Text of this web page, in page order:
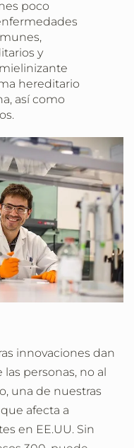
poco
y
hereditario
así como
innovaciones dan
personas, no al
una de nuestras
afecta a
en EE.UU. Sin